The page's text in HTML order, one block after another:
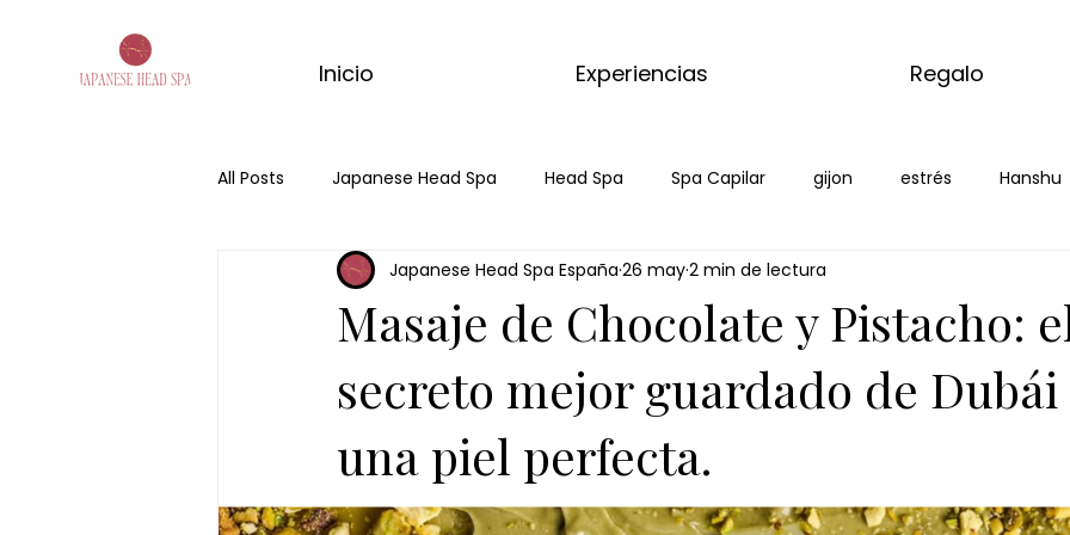
Inicio Experiencias Regalo
All Posts Japanese Head Spa Head Spa Spa Capilar gijon estrés Hanshu
Harmony Woman Head spa en verano Japanese Head Spa Gijón
Tensión muscular Masajes del mundo Masaje corporal de
ritual de jengibre masaje chino de jengibre
Masaje de Chocolate y Pistacho:
secreto mejor guardado de
una piel perfecta.
Japanese Head Spa España 26 may2 min de lectura